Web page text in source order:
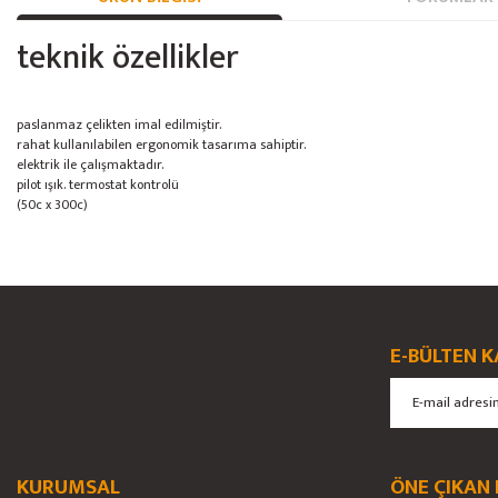
teknik özellikler
paslanmaz çelikten imal edilmiştir.
rahat kullanılabilen ergonomik tasarıma sahiptir.
elektrik ile çalışmaktadır.
pilot ışık. termostat kontrolü
(50c x 300c)
Görüş ve önerileriniz için teşekkür ederiz.
E-BÜLTEN
KURUMSAL ÖNE ÇIKAN